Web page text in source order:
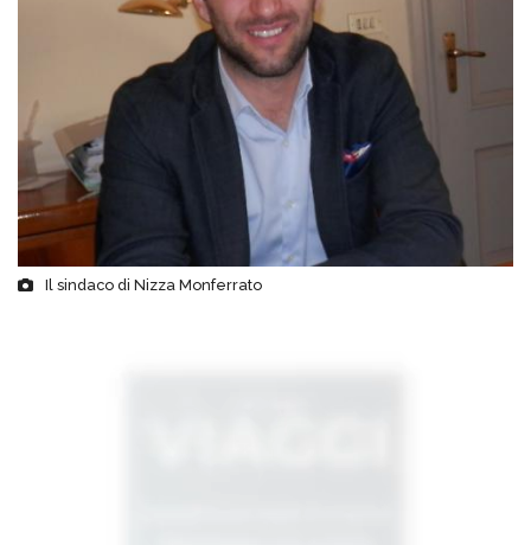
Il sindaco di Nizza Monferrato